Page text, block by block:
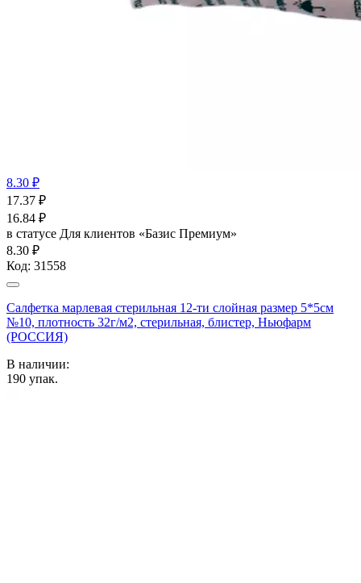
8.30 ₽
17.37 ₽
16.84 ₽
в статусе Для клиентов «Базис Премиум»
8.30 ₽
Код: 31558
Салфетка марлевая стерильная 12-ти слойная размер 5*5см
№10, плотность 32г/м2, стерильная, блистер, Ньюфарм
(РОССИЯ)
В наличии:
190 упак.